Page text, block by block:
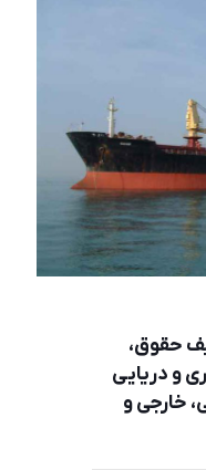
حقوق،
و دريايی
خارجي و